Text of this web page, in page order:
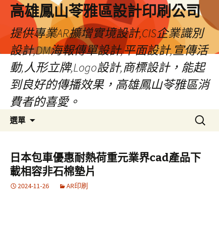
高雄鳳山苓雅區設計印刷公司
提供專業AR擴增實境設計,CIS企業識別
設計,DM海報傳單設計,平面設計,宣傳活
動,人形立牌,Logo設計,商標設計，能起
到良好的傳播效果，高雄鳳山苓雅區消
費者的喜愛。
選單
容
搜
尋
鍵
字:
日本包車優惠耐熱荷重元業界cad產品下
載相容非石棉墊片
2024-11-26 AR印刷